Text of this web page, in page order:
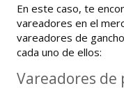
En este caso, te
vareadores en el
vareadores de
cada uno de ellos:
Vareadores de